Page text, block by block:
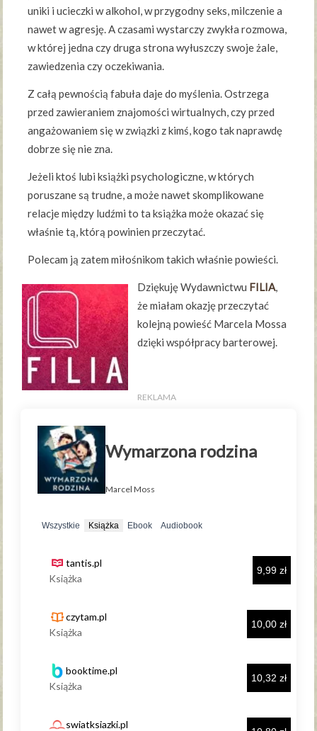
uniki i ucieczki w alkohol, w przygodny seks, milczenie a
nawet w agresję. A czasami wystarczy zwykła rozmowa,
w której jedna czy druga strona wyłuszczy swoje żale,
zawiedzenia czy oczekiwania.
Z całą pewnością fabuła daje do myślenia. Ostrzega
przed zawieraniem znajomości wirtualnych, czy przed
angażowaniem się w związki z kimś, kogo tak naprawdę
dobrze się nie zna.
Jeżeli ktoś lubi książki psychologiczne, w których
poruszane są trudne, a może nawet skomplikowane
relacje między ludźmi to ta książka może okazać się
właśnie tą, którą powinien przeczytać.
Polecam ją zatem miłośnikom takich właśnie powieści.
Dziękuję Wydawnictwu FILIA
że miałam okazję przeczytać
kolejną powieść Marcela Mossa
dzięki współpracy barterowej.